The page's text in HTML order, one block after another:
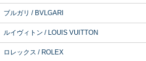
ブルガリ / BVLGARI
ルイヴィトン / LOUIS VUITTON
ロレックス / ROLEX